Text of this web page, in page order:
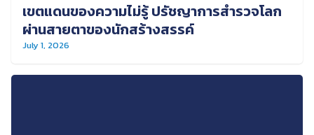
เขตแดนของความไม่รู้ ปรัชญาการสำรวจโลก
ผ่านสายตาของนักสร้างสรรค์
July 1, 2026